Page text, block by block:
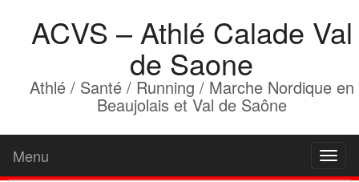
ACVS – Athlé Calade Val
de Saone
Athlé / Santé / Running / Marche Nordique en
Beaujolais et Val de Saône
Menu